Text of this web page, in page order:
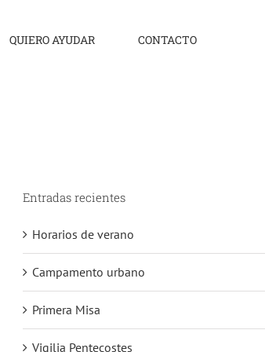
QUIERO AYUDAR CONTACTO
Entradas recientes
Horarios de verano
Campamento urbano
Primera Misa
Vigilia Pentecostes